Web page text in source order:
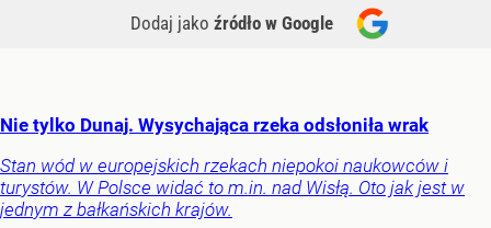
Dodaj jako źródło w Google
Nie tylko Dunaj. Wysychająca rzeka odsłoniła wrak
Stan wód w europejskich rzekach niepokoi naukowców i
turystów. W Polsce widać to m.in. nad Wisłą. Oto jak jest w
jednym z bałkańskich krajów.